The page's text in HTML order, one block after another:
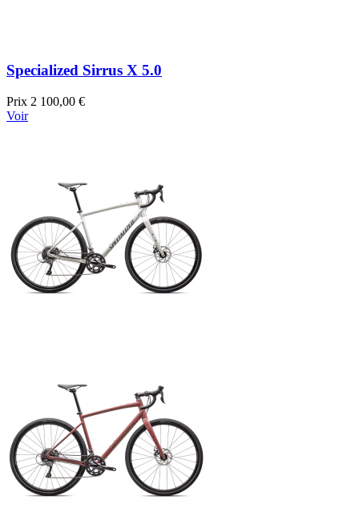
Specialized Sirrus X 5.0
Prix 2 100,00 €
Voir